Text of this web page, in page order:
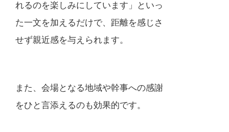
れるのを楽しみにしています」といっ
た一文を加えるだけで、距離を感じさ
せず親近感を与えられます。
また、会場となる地域や幹事への感謝
をひと言添えるのも効果的です。